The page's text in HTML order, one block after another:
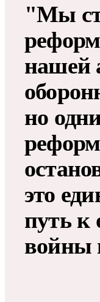
"Мы
нашей
но
это
путь к
войны